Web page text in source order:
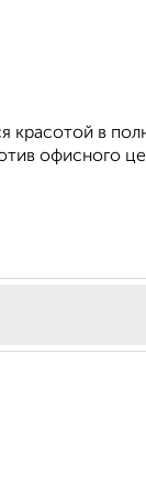
красотой в
офисного